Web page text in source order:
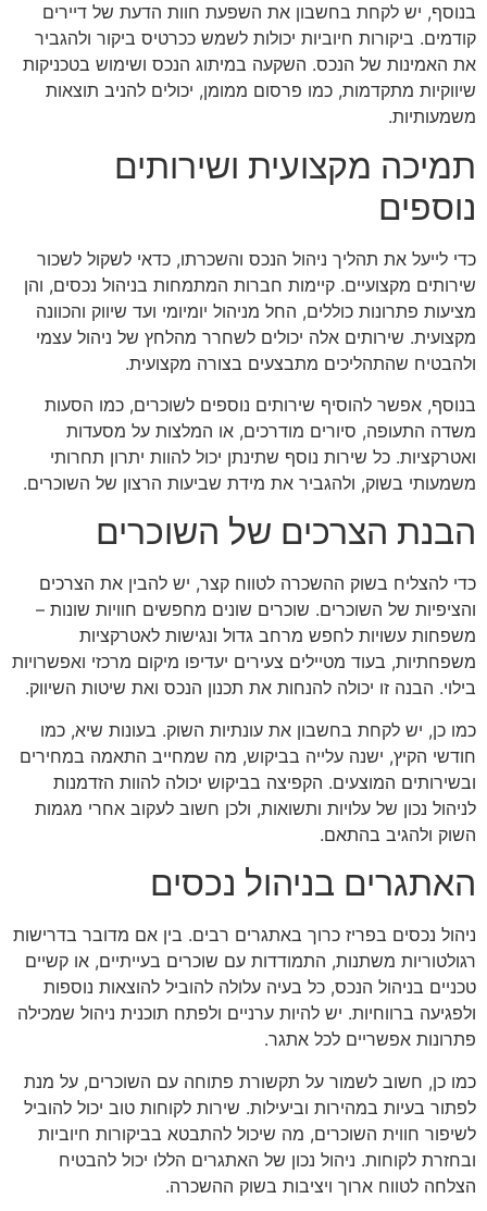
בנוסף, יש לקחת בחשבון את השפעת חוות הדעת של דיירים
קודמים. ביקורות חיוביות יכולות לשמש ככרטיס ביקור ולהגביר
את האמינות של הנכס. השקעה במיתוג הנכס ושימוש בטכניקות
שיווקיות מתקדמות, כמו פרסום ממומן, יכולים להניב תוצאות
משמעותיות.
תמיכה מקצועית ושירותים
נוספים
כדי לייעל את תהליך ניהול הנכס והשכרתו, כדאי לשקול לשכור
שירותים מקצועיים. קיימות חברות המתמחות בניהול נכסים, והן
מציעות פתרונות כוללים, החל מניהול יומיומי ועד שיווק והכוונה
מקצועית. שירותים אלה יכולים לשחרר מהלחץ של ניהול עצמי
ולהבטיח שהתהליכים מתבצעים בצורה מקצועית.
בנוסף, אפשר להוסיף שירותים נוספים לשוכרים, כמו הסעות
משדה התעופה, סיורים מודרכים, או המלצות על מסעדות
ואטרקציות. כל שירות נוסף שתינתן יכול להוות יתרון תחרותי
משמעותי בשוק, ולהגביר את מידת שביעות הרצון של השוכרים.
הבנת הצרכים של השוכרים
כדי להצליח בשוק ההשכרה לטווח קצר, יש להבין את הצרכים
והציפיות של השוכרים. שוכרים שונים מחפשים חוויות שונות –
משפחות עשויות לחפש מרחב גדול ונגישות לאטרקציות
משפחתיות, בעוד מטיילים צעירים יעדיפו מיקום מרכזי ואפשרויות
בילוי. הבנה זו יכולה להנחות את תכנון הנכס ואת שיטות השיווק.
כמו כן, יש לקחת בחשבון את עונתיות השוק. בעונות שיא, כמו
חודשי הקיץ, ישנה עלייה בביקוש, מה שמחייב התאמה במחירים
ובשירותים המוצעים. הקפיצה בביקוש יכולה להוות הזדמנות
לניהול נכון של עלויות ותשואות, ולכן חשוב לעקוב אחרי מגמות
השוק ולהגיב בהתאם.
האתגרים בניהול נכסים
ניהול נכסים בפריז כרוך באתגרים רבים. בין אם מדובר בדרישות
רגולטוריות משתנות, התמודדות עם שוכרים בעייתיים, או קשיים
טכניים בניהול הנכס, כל בעיה עלולה להוביל להוצאות נוספות
ולפגיעה ברווחיות. יש להיות ערניים ולפתח תוכנית ניהול שמכילה
פתרונות אפשריים לכל אתגר.
כמו כן, חשוב לשמור על תקשורת פתוחה עם השוכרים, על מנת
לפתור בעיות במהירות וביעילות. שירות לקוחות טוב יכול להוביל
לשיפור חווית השוכרים, מה שיכול להתבטא בביקורות חיוביות
ובחזרת לקוחות. ניהול נכון של האתגרים הללו יכול להבטיח
הצלחה לטווח ארוך ויציבות בשוק ההשכרה.